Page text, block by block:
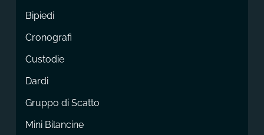
Bipiedi
Cronografi
Custodie
Dardi
Gruppo di Scatto
Mini Bilancine